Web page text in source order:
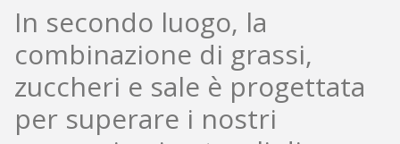
In secondo luogo, la
combinazione di grassi,
zuccheri e sale è progettata
per superare i nostri